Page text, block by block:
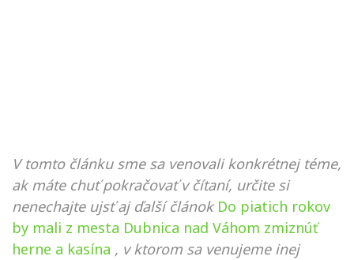
V tomto článku sme sa venovali konkrétnej téme,
ak máte chuť pokračovať v čítaní, určite si
nenechajte ujsť aj ďalší článok Do piatich rokov
by mali z mesta Dubnica nad Váhom zmiznúť
herne a kasína , v ktorom sa venujeme inej